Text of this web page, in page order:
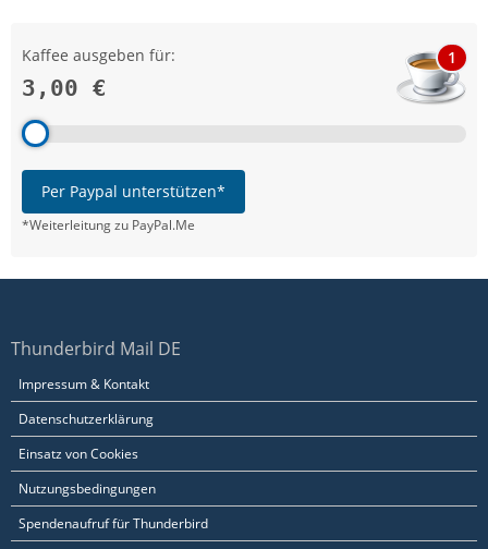
Kaffee ausgeben für:
3,00 €
1
Per Paypal unterstützen*
*Weiterleitung zu PayPal.Me
Thunderbird Mail DE
Impressum & Kontakt
Datenschutzerklärung
Einsatz von Cookies
Nutzungsbedingungen
Spendenaufruf für Thunderbird